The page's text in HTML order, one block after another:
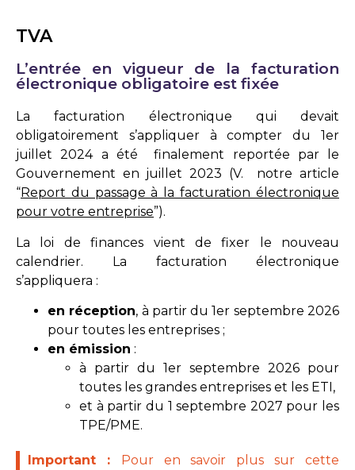
TVA
L’entrée en vigueur de la facturation
électronique obligatoire est fixée
La facturation électronique qui devait
obligatoirement s’appliquer à compter du 1er
juillet 2024 a été finalement reportée par le
Gouvernement en juillet 2023 (V. notre article
“Report du passage à la facturation électronique
pour votre entreprise”).
La loi de finances vient de fixer le nouveau
calendrier. La facturation électronique
s’appliquera :
en réception, à partir du 1er septembre 2026
pour toutes les entreprises ;
en émission :
à partir du 1er septembre 2026 pour
toutes les grandes entreprises et les ETI,
et à partir du 1 septembre 2027 pour les
TPE/PME.
Important : Pour en savoir plus sur cette